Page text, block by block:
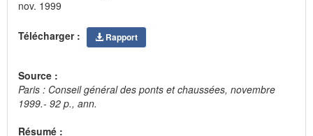
nov. 1999
Télécharger : Rapport
Source :
Paris : Conseil général des ponts et chaussées, novembre
1999.- 92 p., ann.
Résumé :